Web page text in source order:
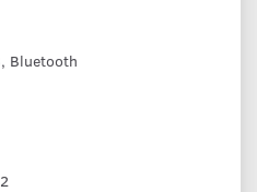
Bluetooth